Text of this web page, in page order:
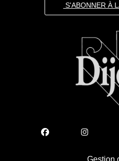
S'ABONNER À
Gestion